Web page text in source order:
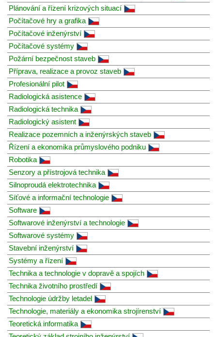
Plánování a řízení krizových situací
Počítačové hry a grafika
Počítačové inženýrství
Počítačové systémy
Požární bezpečnost staveb
Příprava, realizace a provoz staveb
Profesionální pilot
Radiologická asistence
Radiologická technika
Radiologický asistent
Realizace pozemních a inženýrských staveb
Řízení a ekonomika průmyslového podniku
Robotika
Senzory a přístrojová technika
Silnoproudá elektrotechnika
Síťové a informační technologie
Software
Softwarové inženýrství a technologie
Softwarové systémy
Stavební inženýrství
Systémy a řízení
Technika a technologie v dopravě a spojích
Technika životního prostředí
Technologie údržby letadel
Technologie, materiály a ekonomika strojírenství
Teoretická informatika